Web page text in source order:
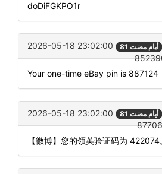
doDiFGKPO1r
2026-05-18 23:02:00 81 أيام مضت
Your one-time eBay pin is 887124
2026-05-18 23:02:00 81 أيام مضت
【微博】您的领英验证码为 422074